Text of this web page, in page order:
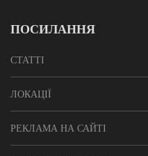
ПОСИЛАННЯ
СТАТТІ
ЛОКАЦІЇ
РЕКЛАМА НА САЙТІ